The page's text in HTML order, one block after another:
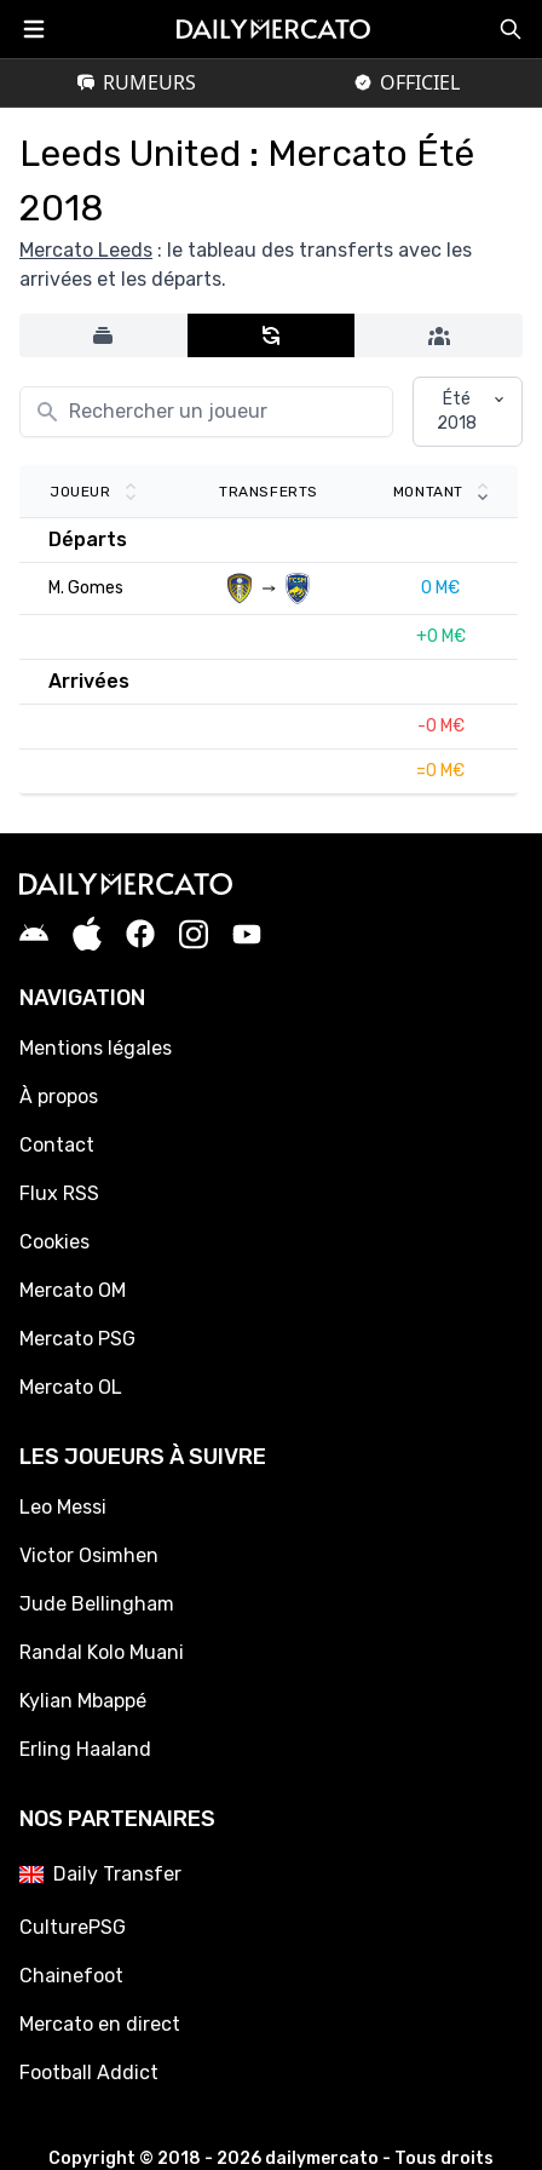
RUMEURS OFFICIEL
Leeds United : Mercato Été
2018
Mercato Leeds : le tableau des transferts avec les
arrivées et les départs.
Été
2018
JOUEUR TRANSFERTS MONTANT
Départs
M. Gomes 0 M€
+0 M€
Arrivées
-0 M€
=0 M€
NAVIGATION
Mentions légales
À propos
Contact
Flux RSS
Cookies
Mercato OM
Mercato PSG
Mercato OL
LES JOUEURS À SUIVRE
Leo Messi
Victor Osimhen
Jude Bellingham
Randal Kolo Muani
Kylian Mbappé
Erling Haaland
NOS PARTENAIRES
Daily Transfer
CulturePSG
Chainefoot
Mercato en direct
Football Addict
Copyright © 2018 - 2026 dailymercato - Tous droits